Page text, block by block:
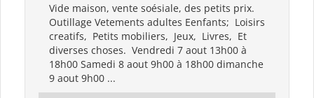
Vide maison, vente soésiale, des petits prix.
Outillage Vetements adultes Eenfants; Loisirs
creatifs, Petits mobiliers, Jeux, Livres, Et
diverses choses. Vendredi 7 aout 13h00 à
18h00 Samedi 8 aout 9h00 à 18h00 dimanche
9 aout 9h00 ...